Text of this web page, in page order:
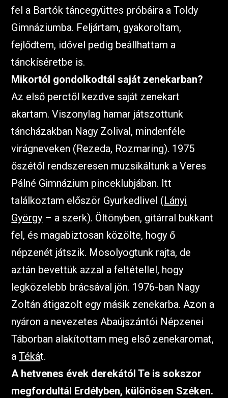
fel a Bartók táncegyüttes próbáira a Toldy
Gimnáziumba. Feljártam, gyakoroltam,
fejlődtem, idővel pedig beállhattam a
tánckíséretbe is.
Mikortól gondolkodtál saját zenekarban?
Az első perctől kezdve saját zenekart
akartam. Viszonylag hamar játszottunk
táncházakban Nagy Zolival, mindenféle
virágneveken (Rezeda, Rozmaring). 1975
őszétől rendszeresen muzsikáltunk a Veres
Pálné Gimnázium pinceklubjában. Itt
találkoztam először Gyurkedlivel (Lányi
György – a szerk). Öltönyben, gitárral bukkant
fel, és magabiztosan közölte, hogy ő
népzenét játszik. Mosolyogtunk rajta, de
aztán bevettük azzal a feltétellel, hogy
legközelebb brácsával jön. 1976-ban Nagy
Zoltán átigazolt egy másik zenekarba. Azon a
nyáron a nevezetes Abaújszántói Népzenei
Táborban alakítottam meg első zenekaromat,
aTékát.
A hetvenes évek derekától Te is sokszor
megfordultál Erdélyben, különösen Széken.